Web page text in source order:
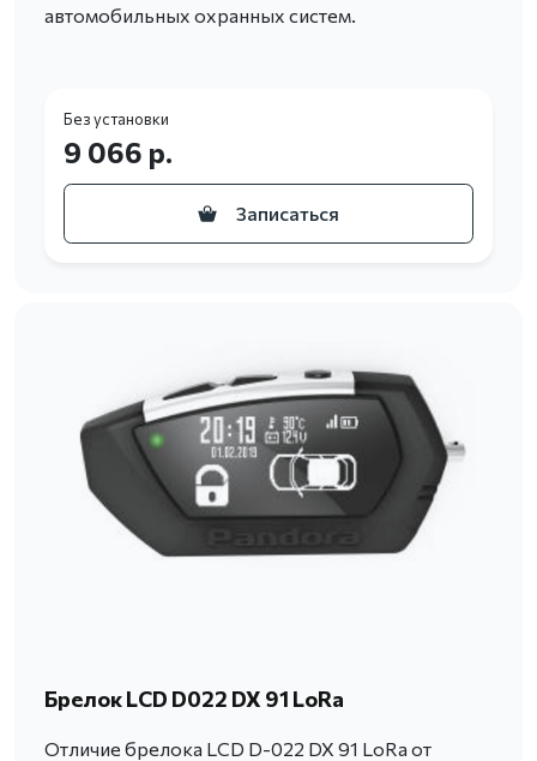
автомобильных охранных систем.
Без установки
9 066 р.
Записаться
Брелок LCD D022 DX 91 LoRa
Отличие брелока LCD D-022 DX 91 LoRa от